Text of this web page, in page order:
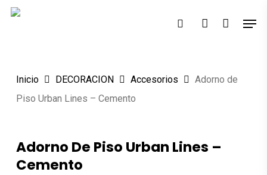
Skip
searchaccount
Inicio DECORACION Accesorios
Adorno de
Piso Urban Lines – Cemento
Adorno De Piso Urban Lines –
Cemento